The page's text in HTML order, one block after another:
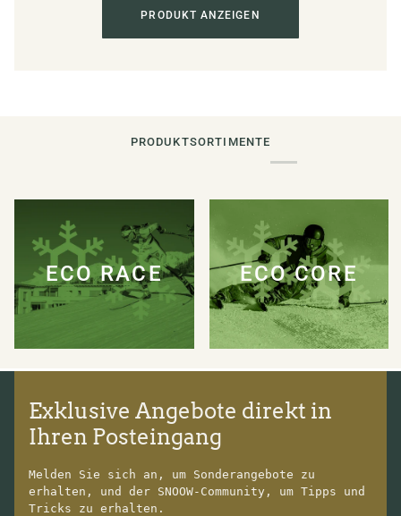
PRODUKT ANZEIGEN
PRODUKTSORTIMENTE
ECO RACE ECO CORE
Exklusive Angebote direkt in
Ihren Posteingang
Melden Sie sich an, um Sonderangebote zu
erhalten, und der SNOOW-Community, um Tipps und
Tricks zu erhalten.